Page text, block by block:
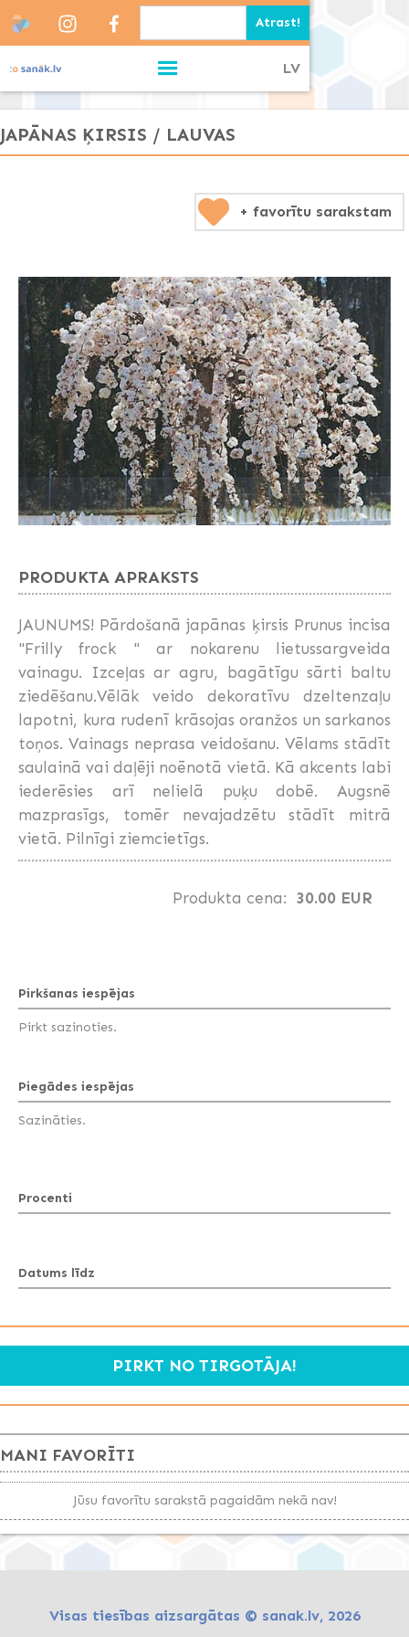
LV
JAPĀNAS ĶIRSIS / LAUVAS
+ favorītu sarakstam
PRODUKTA APRAKSTS
JAUNUMS! Pārdošanā japānas ķirsis Prunus incisa
"Frilly frock " ar nokarenu lietussargveida
vainagu. Izceļas ar agru, bagātīgu sārti baltu
ziedēšanu.Vēlāk veido dekoratīvu dzeltenzaļu
lapotni, kura rudenī krāsojas oranžos un sarkanos
toņos. Vainags neprasa veidošanu. Vēlams stādīt
saulainā vai daļēji noēnotā vietā. Kā akcents labi
iederēsies arī nelielā puķu dobē. Augsnē
mazprasīgs, tomēr nevajadzētu stādīt mitrā
vietā. Pilnīgi ziemcietīgs.
Produkta cena: 30.00 EUR
Pirkšanas iespējas
Pirkt sazinoties.
Piegādes iespējas
Sazināties.
Procenti
Datums līdz
PIRKT NO TIRGOTĀJA!
MANI FAVORĪTI
Jūsu favorītu sarakstā pagaidām nekā nav!
Visas tiesības aizsargātas © sanak.lv, 2026